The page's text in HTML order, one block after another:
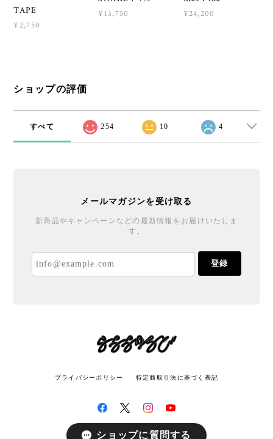
TAPE
¥2,750
¥13,750 ¥24,200
ショップの評価
すべて 254 10 4
メールマガジンを受け取る
新商品やキャンペーンなどの最新情報をお届けいたしま
す。
登録
プライバシーポリシー 特定商取引法に基づく表記
© LATITUDE All rights reserved.
ショップに質問する